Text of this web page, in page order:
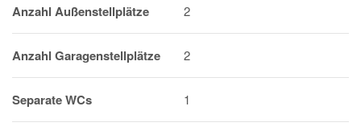
Anzahl Außenstellplätze 2
Anzahl Garagenstellplätze 2
Separate WCs 1